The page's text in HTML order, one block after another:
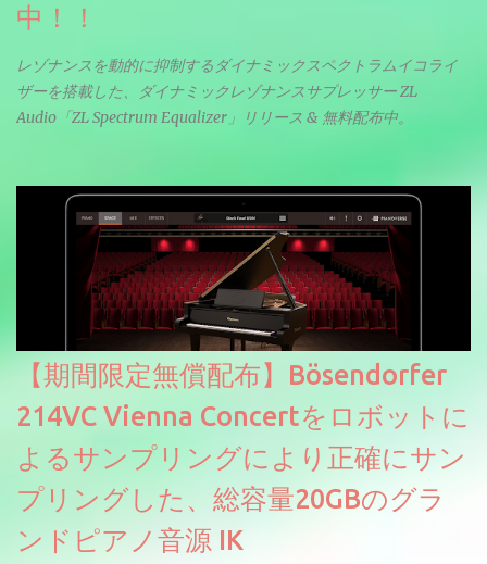
中！！
レゾナンスを動的に抑制するダイナミックスペクトラムイコライ
ザーを搭載した、ダイナミックレゾナンスサプレッサー ZL
Audio「ZL Spectrum Equalizer」リリース & 無料配布中。
【期間限定無償配布】Bösendorfer
214VC Vienna Concertをロボットに
よるサンプリングにより正確にサン
プリングした、総容量20GBのグラ
ンドピアノ音源 IK